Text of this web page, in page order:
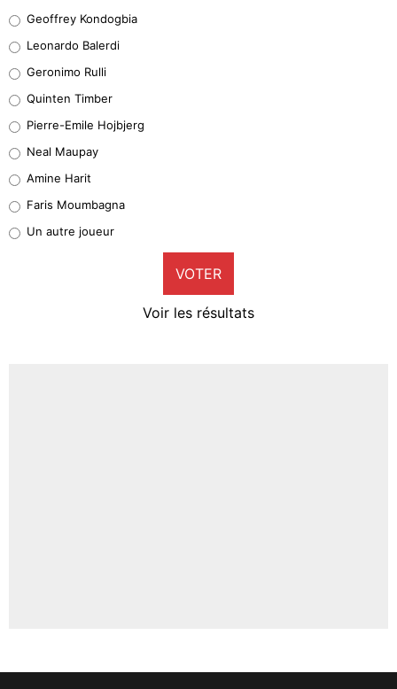
38%
32%
5%
1%
9%
Geoffrey Kondogbia
Leonardo Balerdi
Geronimo Rulli
Quinten Timber
Pierre-Emile Hojbjerg
Neal Maupay
Amine Harit
Faris Moumbagna
Un autre joueur
VOTER
Voir les résultats